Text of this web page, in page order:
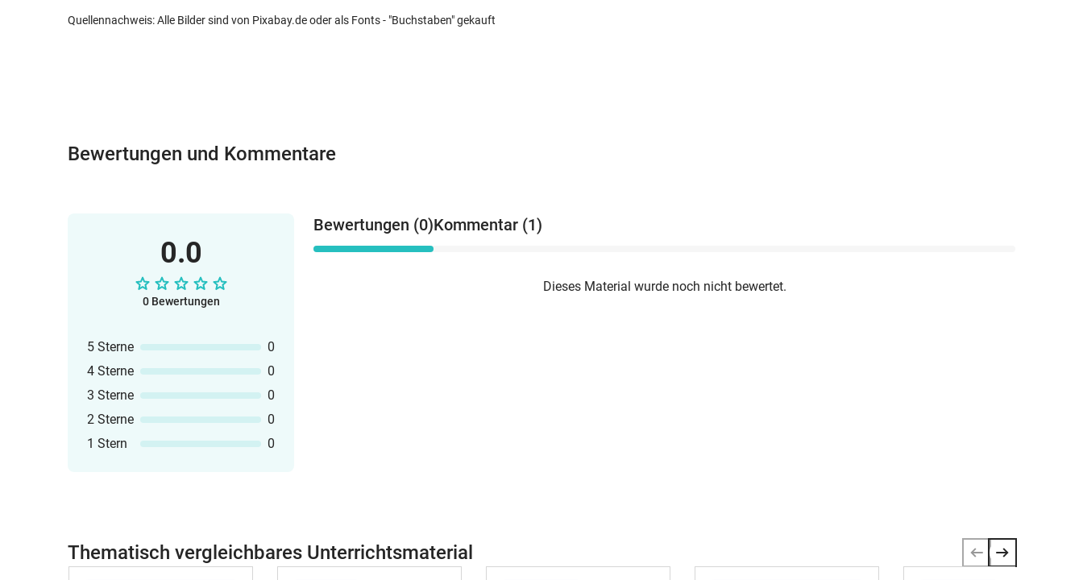
Quellennachweis: Alle Bilder sind von Pixabay.de oder als Fonts - "Buchstaben" gekauft
Bewertungen und Kommentare
0.0
0 Bewertungen
5 Sterne
0
4 Sterne
0
3 Sterne
0
2 Sterne
0
1 Stern
0
Bewertungen (0)Kommentar (1)
Dieses Material wurde noch nicht bewertet.
Thematisch vergleichbares Unterrichtsmaterial